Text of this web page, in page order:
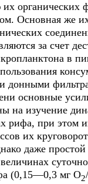
органических
Основная же
за счет
в
донными
основные
на изучение
рифа, при этом
их
даже простой
(0,15—0,3 мг О2